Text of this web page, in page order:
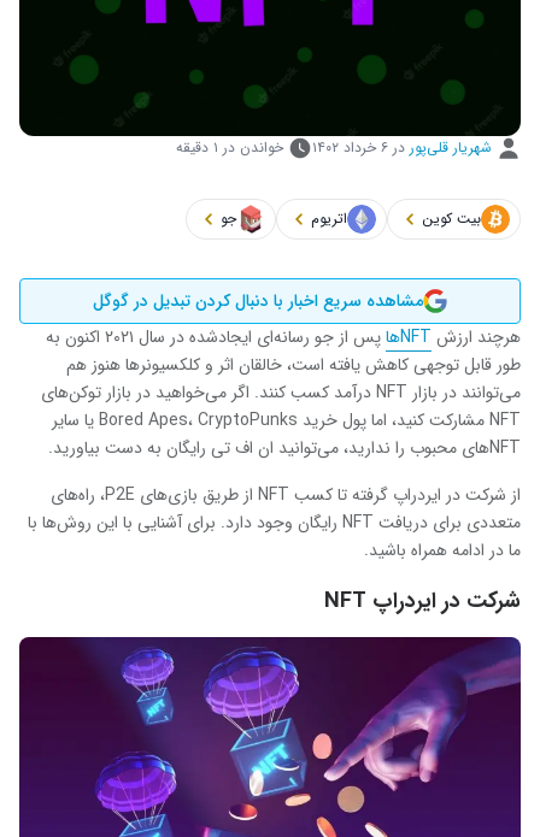
شهریار قلی‌پور در ۶ خرداد ۱۴۰۲ خواندن در ۱ دقیقه
بیت کوین اتریوم جو
مشاهده سریع اخبار با دنبال کردن تبدیل در گوگل
هرچند ارزش NFTها
پس از جو رسانه‌ای ایجادشده در سال ۲۰۲۱ اکنون به
طور قابل توجهی کاهش یافته است، خالقان اثر و کلکسیونرها هنوز هم
می‌توانند در بازار NFT درآمد کسب کنند. اگر می‌خواهید در بازار توکن‌های
NFT مشارکت کنید، اما پول خرید Bored Apes، CryptoPunks یا سایر
NFT‌های محبوب را ندارید، می‌توانید ان اف تی رایگان به دست بیاورید.
از شرکت در ایردراپ گرفته تا کسب NFT از طریق بازی‌های P2E، راه‌های
متعددی برای دریافت NFT رایگان وجود دارد. برای آشنایی با این روش‌ها با
ما در ادامه همراه باشید.
شرکت در ایردراپ‌ NFT